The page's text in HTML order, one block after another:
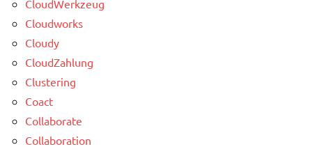
CloudWerkzeug
Cloudworks
Cloudy
CloudZahlung
Clustering
Coact
Collaborate
Collaboration